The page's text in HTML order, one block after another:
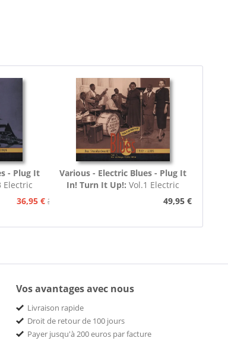
- Plug It
Electric
CD)36,95 € 39,95 €
Various - Electric Blues - Plug It
In! Turn It Up!: Vol.1 Electric
Blues 1939 - 1954 (Deutsch)49,95 €
Vos avantages avec nous
Livraison rapide
Droit de retour de 100 jours
Payer jusqu'à 200 euros par facture